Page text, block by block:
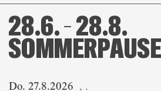
Do. 27.8.2026 , .
28.6. – 28.8.
SOMMERPAUSE